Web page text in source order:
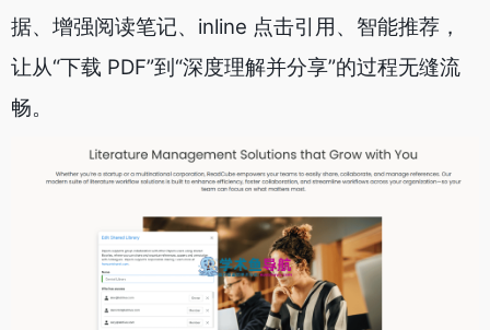
据、增强阅读笔记、inline 点击引用、智能推荐，
让从“下载 PDF”到“深度理解并分享”的过程无缝流
畅。